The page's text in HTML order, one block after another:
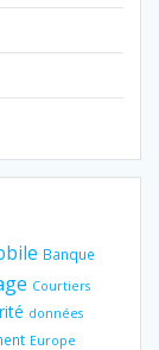
Banque
Courtiers
données
Europe